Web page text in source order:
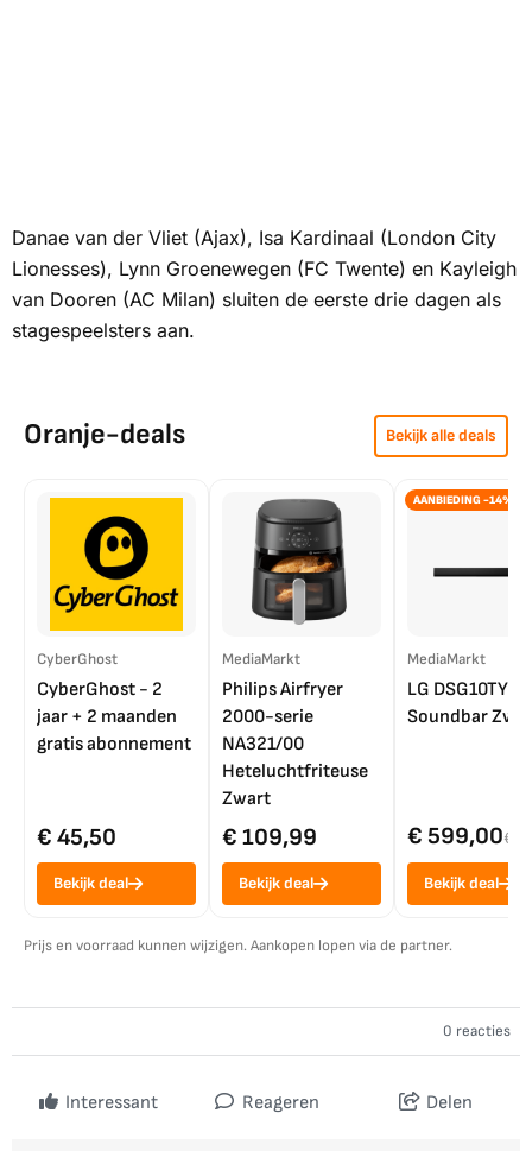
Danae van der Vliet (Ajax), Isa Kardinaal (London City
Lionesses), Lynn Groenewegen (FC Twente) en Kayleigh
van Dooren (AC Milan) sluiten de eerste drie dagen als
stagespeelsters aan.
Oranje-deals Bekijk alle deals
CyberGhost
CyberGhost - 2
jaar + 2 maanden
gratis abonnement
€ 45,50
Bekijk deal
MediaMarkt
Philips Airfryer
2000-serie
NA321/00
Heteluchtfriteuse
Zwart
€ 109,99
Bekijk deal
AANBIEDING -14%
MediaMarkt
LG DSG10TY
Soundbar
€ 599,00€
Bekijk deal
Prijs en voorraad kunnen wijzigen. Aankopen lopen via de partner.
0 reacties
Interessant Reageren Delen